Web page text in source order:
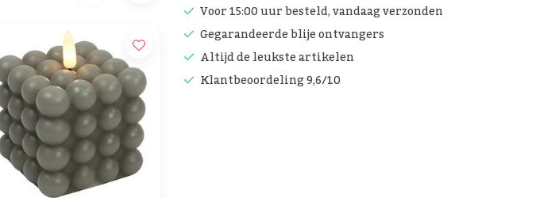
Voor 15:00 uur besteld, vandaag verzonden
Gegarandeerde blije ontvangers
Altijd de leukste artikelen
Klantbeoordeling 9,6/10